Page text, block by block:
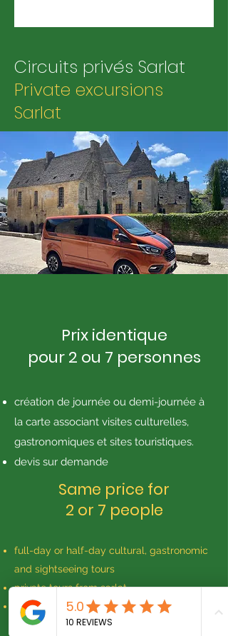
Circuits privés Sarlat
Private excursions
Sarlat
Prix identique
pour 2 ou 7 personnes
création de journée ou demi-journée à
la carte associant visites culturelles,
gastronomiques et sites touristiques.
devis sur demande
Same price for
2 or 7 people​
full-day or half-day cultural, gastronomic
and sightseeing tours
private tours from sarlat
quote on request